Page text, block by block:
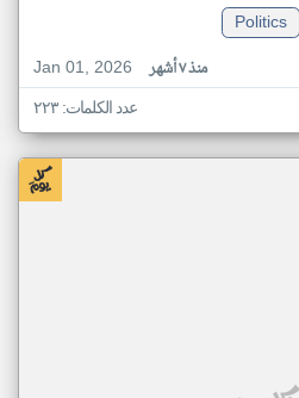
Politics
Jan 01, 2026
منذ ٧ أشهر
عدد الكلمات: ٢٢٣